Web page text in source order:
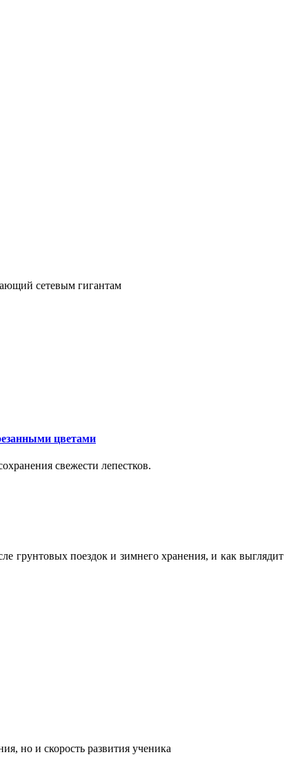
сетевым гигантам
цветами
свежести лепестков.
грунтовых поездок и зимнего хранения, и как выглядит
но и скорость развития ученика